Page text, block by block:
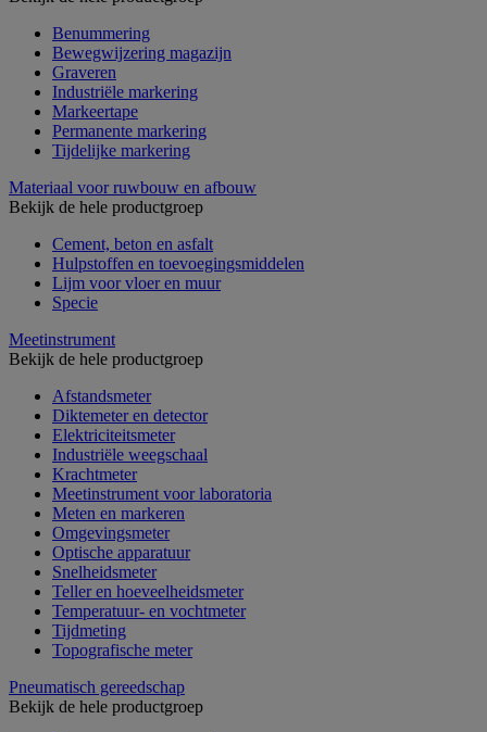
Benummering
Bewegwijzering magazijn
Graveren
Industriële markering
Markeertape
Permanente markering
Tijdelijke markering
Materiaal voor ruwbouw en afbouw
Bekijk de hele productgroep
Cement, beton en asfalt
Hulpstoffen en toevoegingsmiddelen
Lijm voor vloer en muur
Specie
Meetinstrument
Bekijk de hele productgroep
Afstandsmeter
Diktemeter en detector
Elektriciteitsmeter
Industriële weegschaal
Krachtmeter
Meetinstrument voor laboratoria
Meten en markeren
Omgevingsmeter
Optische apparatuur
Snelheidsmeter
Teller en hoeveelheidsmeter
Temperatuur- en vochtmeter
Tijdmeting
Topografische meter
Pneumatisch gereedschap
Bekijk de hele productgroep